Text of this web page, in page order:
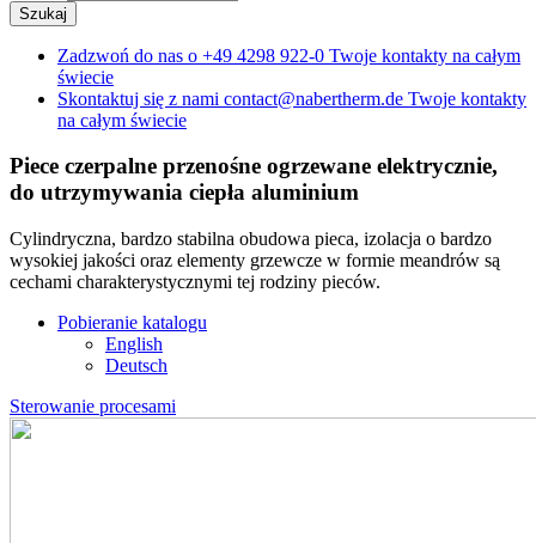
Zadzwoń do nas o +49 4298 922-0 Twoje kontakty na całym
świecie
Skontaktuj się z nami contact@nabertherm.de Twoje kontakty
na całym świecie
Piece czerpalne przenośne ogrzewane elektrycznie,
do utrzymywania ciepła aluminium
Cylindryczna, bardzo stabilna obudowa pieca, izolacja o bardzo
wysokiej jakości oraz elementy grzewcze w formie meandrów są
cechami charakterystycznymi tej rodziny pieców.
Pobieranie katalogu
English
Deutsch
Sterowanie procesami